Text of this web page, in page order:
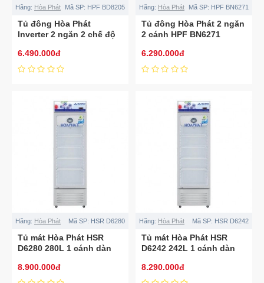
Hãng: Hòa Phát Mã SP: HPF BD8205
Tủ đông Hòa Phát
Inverter 2 ngăn 2 chế độ
6.490.000đ
Hãng: Hòa Phát Mã SP: HPF BN6271
Tủ đông Hòa Phát 2 ngăn
2 cánh HPF BN6271
6.290.000đ
Hãng: Hòa Phát Mã SP: HSR D6280
Tủ mát Hòa Phát HSR
D6280 280L 1 cánh dàn
8.900.000đ
Hãng: Hòa Phát Mã SP: HSR D6242
Tủ mát Hòa Phát HSR
D6242 242L 1 cánh dàn
8.290.000đ